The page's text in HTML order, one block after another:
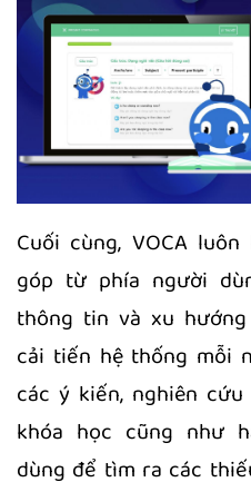
Cuối cùng, VOCA
góp từ phía người
thông tin và xu
cải tiến hệ thống mỗi
các ý kiến, nghiên
khóa học cũng như
dùng để tìm ra các